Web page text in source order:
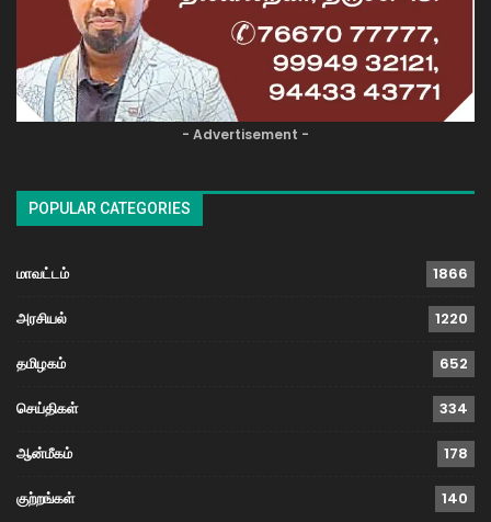
- Advertisement -
POPULAR CATEGORIES
மாவட்டம் 1866
அரசியல் 1220
தமிழகம் 652
செய்திகள் 334
ஆன்மீகம் 178
குற்றங்கள் 140